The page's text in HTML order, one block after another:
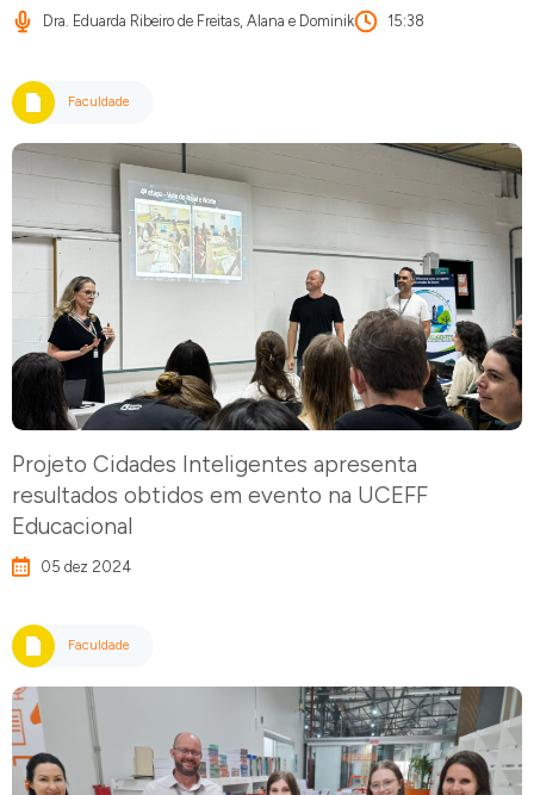
Dra. Eduarda Ribeiro de Freitas, Alana e Dominik 15:38
Faculdade
Projeto Cidades Inteligentes apresenta
resultados obtidos em evento na UCEFF
Educacional
05 dez 2024
Faculdade